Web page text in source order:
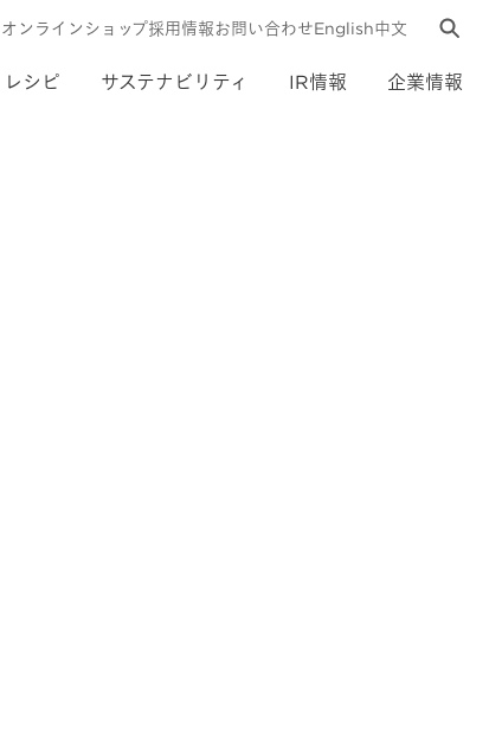
レシピ サステナビリティ IR情報 企業情報
オンラインショップ採用情報お問い合わせEnglish中文